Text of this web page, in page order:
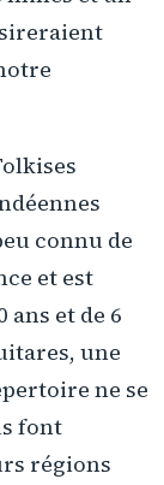
connu de
et est
ans et de 6
une
ne se
font
régions